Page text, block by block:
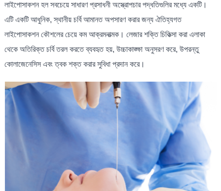
লাইপোসাকশন হল সবচেয়ে সাধারণ প্রসাধনী অস্ত্রোপচার পদ্ধতিগুলির মধ্যে একটি।
এটি একটি আধুনিক, স্থানীয় চর্বি আমানত অপসারণ করার জন্য ঐতিহ্যগত
লাইপোসাকশন কৌশলের চেয়ে কম আক্রমনাত্মক। লেজার শক্তি চিকিত্সা করা এলাকা
থেকে অতিরিক্ত চর্বি তরল করতে ব্যবহৃত হয়, উচ্চাকাঙ্ক্ষা অনুসরণ করে, উপরন্তু
কোলাজেনেসিস এবং ত্বক শক্ত করার সুবিধা প্রদান করে।